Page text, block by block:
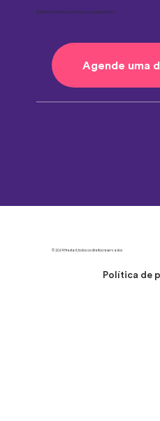
Entre em contato com o nossos especialistas
Agende uma
© 2024 Hrestart, todos os direitos reservados
Política de